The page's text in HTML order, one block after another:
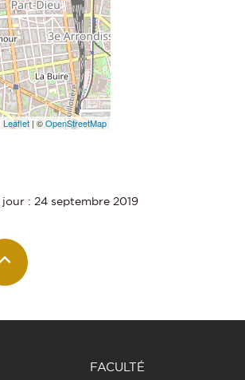
Leaflet| ©OpenStreetMap
jour : 24 septembre 2019
FACULTÉ